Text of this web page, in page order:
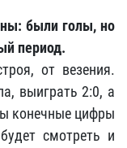
были голы, но
период.
от везения.
выиграть 2:0, а
конечные цифры
смотреть и